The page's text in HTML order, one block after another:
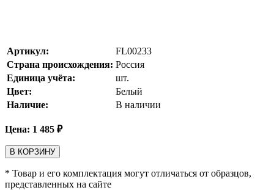
Артикул:
FL00233
Страна происхождения: Россия
Единица учёта:
шт.
Цвет:
Белый
Наличие:
В наличии
Цена: 1 485 ₽
В КОРЗИНУ
* Товар и его комплектация могут отличаться от образцов,
представленных на сайте